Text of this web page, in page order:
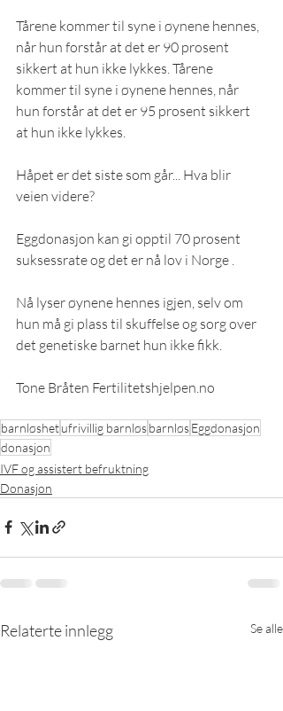
Tårene kommer til syne i øynene hennes,
når hun forstår at det er 90 prosent
sikkert at hun ikke lykkes. Tårene
kommer til syne i øynene hennes, når
hun forstår at det er 95 prosent sikkert
at hun ikke lykkes.
Håpet er det siste som går... Hva blir
veien videre?
Eggdonasjon kan gi opptil 70 prosent
suksessrate og det er nå lov i Norge .
Nå lyser øynene hennes igjen, selv om
hun må gi plass til skuffelse og sorg over
det genetiske barnet hun ikke fikk.
Tone Bråten Fertilitetshjelpen.no
barnløshetufrivillig barnløsbarnløsEggdonasjon
donasjon
IVF og assistert befruktning
Donasjon
Relaterte innlegg Se alle